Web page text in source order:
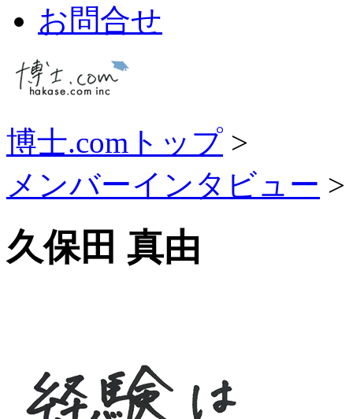
お問合せ
博士.comトップ >
メンバーインタビュー >
久保田 真由